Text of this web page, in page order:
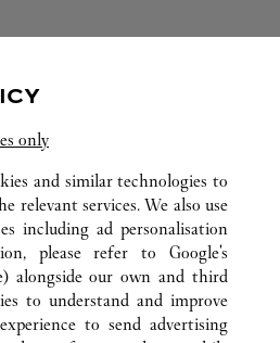
NOUS
Tab
Tab
Visit us on Pinterest
Link Opens in New Tab
Visit us on Tumblr
Link Opens in New Tab
CARTIER ÉTATS-UNIS
28 NEWBURY STREET
only
and similar technologies to
relevant services. We also use
including ad personalisation
please refer to Google's
) alongside our own and third
to understand and improve
to send advertising